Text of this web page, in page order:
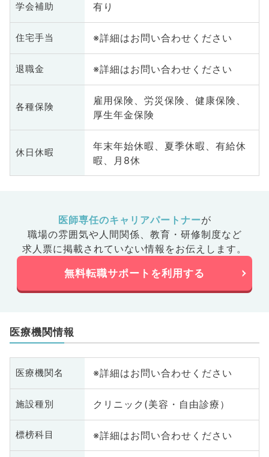
皮
系
学会補助 有り
住宅手当 ※詳細はお問い合わせください
退職金 ※詳細はお問い合わせください
各種保険
雇用保険、労災保険、健康保険、
厚生年金保険
休日休暇
年末年始休暇、夏季休暇、有給休
暇、月8休
医師専任のキャリアパートナーが
職場の雰囲気や人間関係、 教育・研修制度など
求人票に掲載されていない情報をお伝えします。
無料転職サポートを利用する
医療機関情報
医療機関名 ※詳細はお問い合わせください
施設種別 クリニック(美容・自由診療）
標榜科目 ※詳細はお問い合わせください